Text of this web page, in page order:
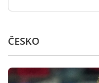
ČESKO